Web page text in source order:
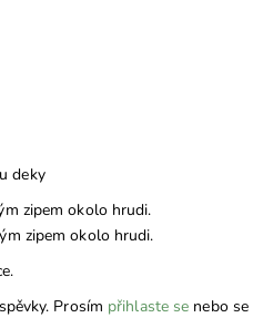
deky
zipem okolo hrudi.
zipem okolo hrudi.
Prosím přihlaste se nebo se